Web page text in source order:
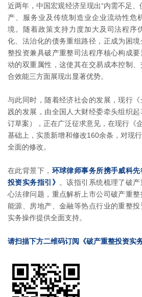
近两年，中国宏观经济呈现出“内需不足
产、服务业及传统制造业企业流动性危
境。随着政策支持力度加大及司法程序
化、法治化的债务重组路径，正成为困
整投资兼具破产重整司法程序核心构成
动的双重属性，这使其在交易成本控制
合效能三方面展现出显著优势。
与此同时，随着经济社会的发展，现行
践的发展，由全国人大财经委牵头组织
订草案），正在广泛征求意见，在现行《
基础上，实质新增和修改160余条，对现
全面的修改。
在此背景下， 环球律师事务所携手威科
投资实务指引》 。该指引系统梳理了破
心法律问题，重点解析上市公司破产重
能源、房地产、金融等热点行业的重整
实务操作提供全面支持。
请扫描下方二维码订阅《破产重整投资实务